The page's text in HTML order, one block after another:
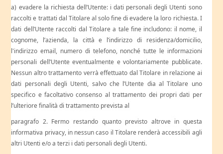
a) evadere la richiesta dell’Utente: i dati personali degli Utenti sono
raccolti e trattati dal Titolare al solo fine di evadere la loro richiesta. I
dati dell’Utente raccolti dal Titolare a tale fine includono: il nome, il
cognome, l’azienda, la città e l’indirizzo di residenza/domicilio,
l'indirizzo email, numero di telefono, nonché tutte le informazioni
personali dell’Utente eventualmente e volontariamente pubblicate.
Nessun altro trattamento verrà effettuato dal Titolare in relazione ai
dati personali degli Utenti, salvo che l’Utente dia al Titolare uno
specifico e facoltativo consenso al trattamento dei propri dati per
l’ulteriore finalità di trattamento prevista al
paragrafo 2. Fermo restando quanto previsto altrove in questa
informativa privacy, in nessun caso il Titolare renderà accessibili agli
altri Utenti e/o a terzi i dati personali degli Utenti.